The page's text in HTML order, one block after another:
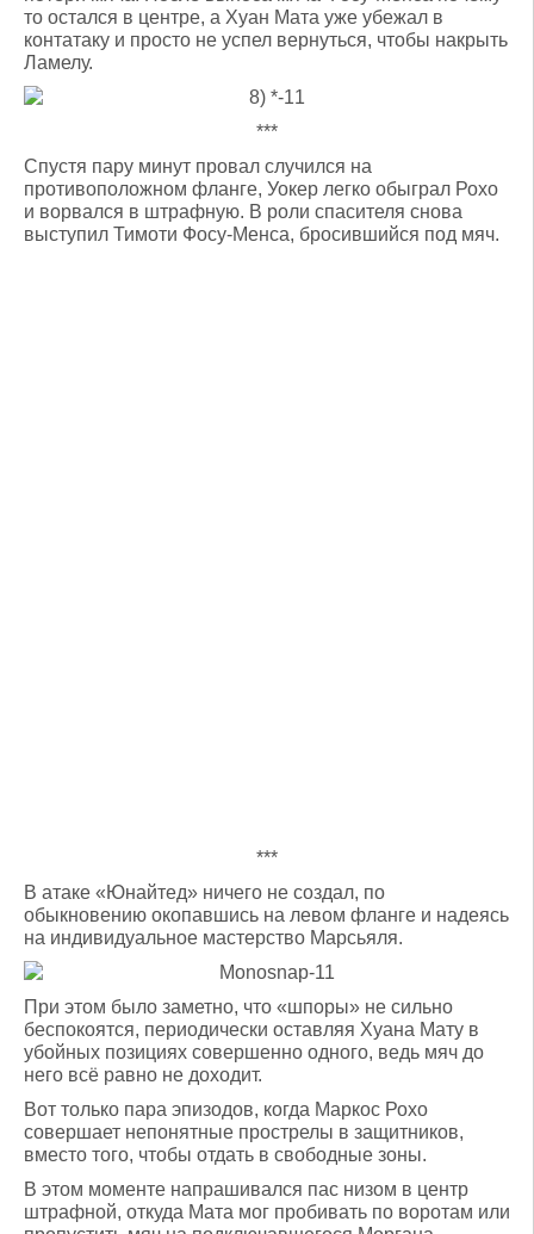
то остался в центре, а Хуан Мата уже убежал в
контатаку и просто не успел вернуться, чтобы накрыть
Ламелу.
***
Спустя пару минут провал случился на
противоположном фланге, Уокер легко обыграл Рохо
и ворвался в штрафную. В роли спасителя снова
выступил Тимоти Фосу-Менса, бросившийся под мяч.
***
В атаке «Юнайтед» ничего не создал, по
обыкновению окопавшись на левом фланге и надеясь
на индивидуальное мастерство Марсьяля.
При этом было заметно, что «шпоры» не сильно
беспокоятся, периодически оставляя Хуана Мату в
убойных позициях совершенно одного, ведь мяч до
него всё равно не доходит.
Вот только пара эпизодов, когда Маркос Рохо
совершает непонятные прострелы в защитников,
вместо того, чтобы отдать в свободные зоны.
В этом моменте напрашивался пас низом в центр
штрафной, откуда Мата мог пробивать по воротам или